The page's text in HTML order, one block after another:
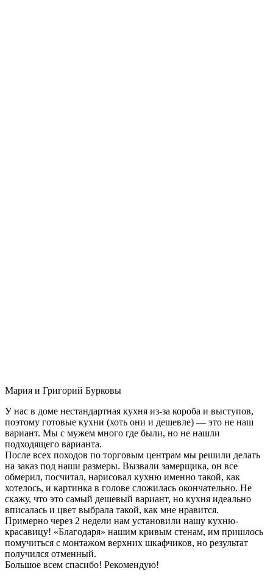
Мария и Григорий Бурковы
У нас в доме нестандартная кухня из-за короба и выступов,
поэтому готовые кухни (хоть они и дешевле) — это не наш
вариант. Мы с мужем много где были, но не нашли
подходящего варианта.
После всех походов по торговым центрам мы решили делать
на заказ под наши размеры. Вызвали замерщика, он все
обмерил, посчитал, нарисовал кухню именно такой, как
хотелось, и картинка в голове сложилась окончательно. Не
скажу, что это самый дешевый вариант, но кухня идеально
вписалась и цвет выбрала такой, как мне нравится.
Примерно через 2 недели нам установили нашу кухню-
красавицу! «Благодаря» нашим кривым стенам, им пришлось
помучиться с монтажом верхних шкафчиков, но результат
получился отменный.
Большое всем спасибо! Рекомендую!